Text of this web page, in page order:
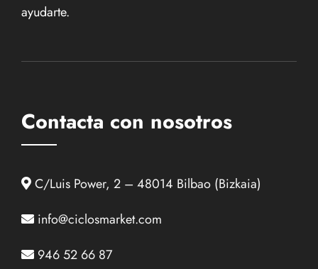
ayudarte.
Contacta con nosotros
C/Luis Power, 2 – 48014 Bilbao (Bizkaia)
info@ciclosmarket.com
946 52 66 87